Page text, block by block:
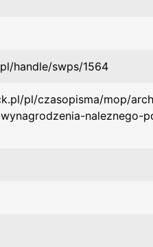
handle/swps/1564
pl/czasopisma/mop/